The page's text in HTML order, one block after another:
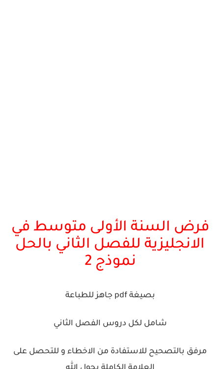
فرض السنة الأولى متوسط في
الانجليزية للفصل الثاني بالحل
نموذج 2
بصيغة pdf جاهز للطباعة
شامل لكل دروس الفصل الثاني
مرفق بالتصحيح للاستفادة من الاخطاء و للتحصل على